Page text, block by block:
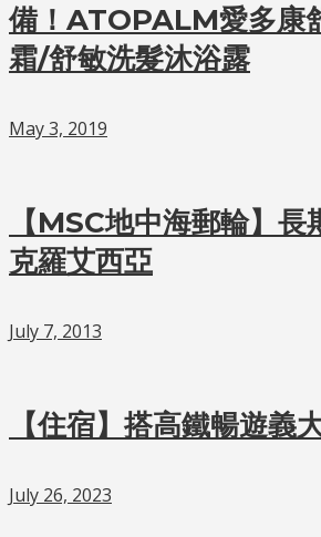
備！ATOPALM愛多康
霜/舒敏洗髮沐浴露
May 3, 2019
【MSC地中海郵輪】
克羅艾西亞
July 7, 2013
【住宿】搭高鐵暢遊義
July 26, 2023